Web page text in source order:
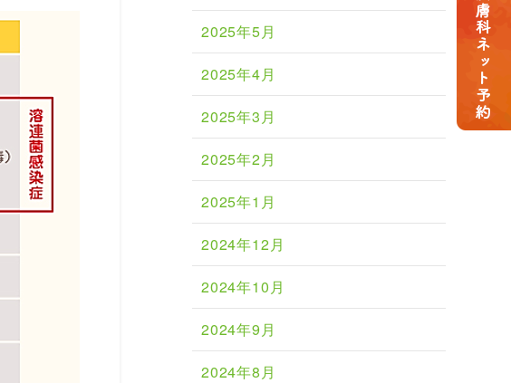
2025年5月
2025年4月
2025年3月
2025年2月
2025年1月
2024年12月
2024年10月
2024年9月
2024年8月